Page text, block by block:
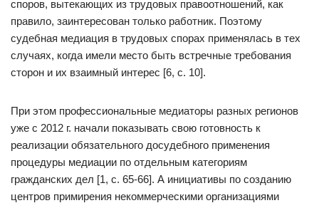
споров, вытекающих из трудовых правоотношений, как
правило, заинтересован только работник. Поэтому
судебная медиация в трудовых спорах применялась в тех
случаях, когда имели место быть встречные требования
сторон и их взаимный интерес [6, с. 10].
При этом профессиональные медиаторы разных регионов
уже с 2012 г. начали показывать свою готовность к
реализации обязательного досудебного применения
процедуры медиации по отдельным категориям
гражданских дел [1, с. 65-66]. А инициативы по созданию
центров примирения некоммерческими организациями